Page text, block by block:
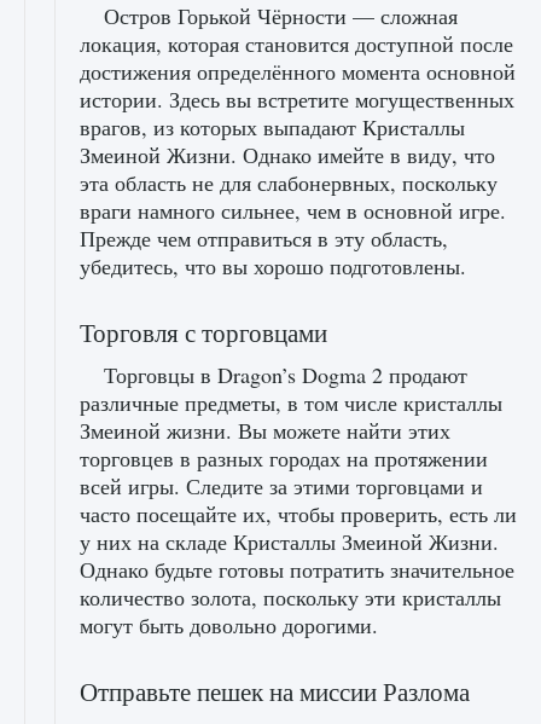
Остров Горькой Чёрности — сложная
локация, которая становится доступной после
достижения определённого момента основной
истории. Здесь вы встретите могущественных
врагов, из которых выпадают Кристаллы
Змеиной Жизни. Однако имейте в виду, что
эта область не для слабонервных, поскольку
враги намного сильнее, чем в основной игре.
Прежде чем отправиться в эту область,
убедитесь, что вы хорошо подготовлены.
Торговля с торговцами
Торговцы в Dragon’s Dogma 2 продают
различные предметы, в том числе кристаллы
Змеиной жизни. Вы можете найти этих
торговцев в разных городах на протяжении
всей игры. Следите за этими торговцами и
часто посещайте их, чтобы проверить, есть ли
у них на складе Кристаллы Змеиной Жизни.
Однако будьте готовы потратить значительное
количество золота, поскольку эти кристаллы
могут быть довольно дорогими.
Отправьте пешек на миссии Разлома